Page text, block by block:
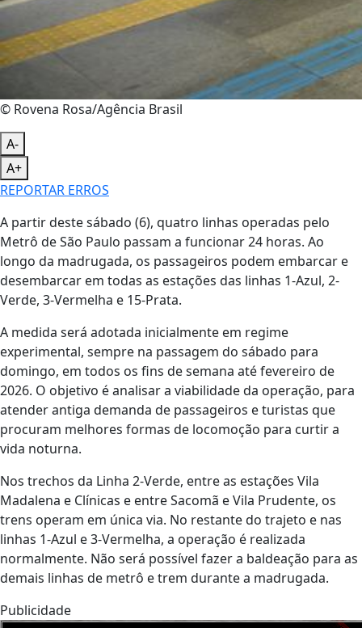
© Rovena Rosa/Agência Brasil
A-
A+
REPORTAR ERROS
A partir deste sábado (6), quatro linhas operadas pelo
Metrô de São Paulo passam a funcionar 24 horas. Ao
longo da madrugada, os passageiros podem embarcar e
desembarcar em todas as estações das linhas 1-Azul, 2-
Verde, 3-Vermelha e 15-Prata.
A medida será adotada inicialmente em regime
experimental, sempre na passagem do sábado para
domingo, em todos os fins de semana até fevereiro de
2026. O objetivo é analisar a viabilidade da operação, para
atender antiga demanda de passageiros e turistas que
procuram melhores formas de locomoção para curtir a
vida noturna.
Nos trechos da Linha 2-Verde, entre as estações Vila
Madalena e Clínicas e entre Sacomã e Vila Prudente, os
trens operam em única via. No restante do trajeto e nas
linhas 1-Azul e 3-Vermelha, a operação é realizada
normalmente. Não será possível fazer a baldeação para as
demais linhas de metrô e trem durante a madrugada.
Publicidade